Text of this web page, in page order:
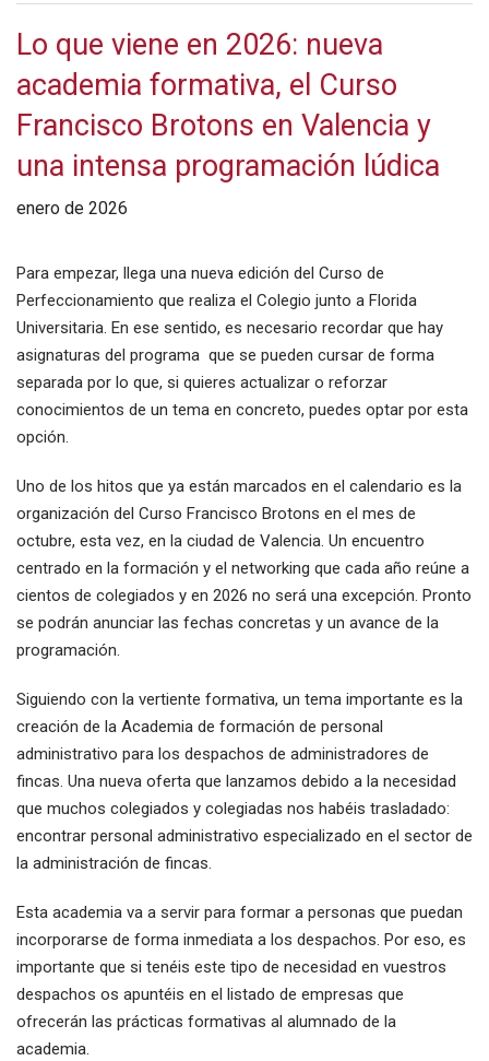
Lo que viene en 2026: nueva
academia formativa, el Curso
Francisco Brotons en Valencia y
una intensa programación lúdica
enero de 2026
Para empezar, llega una nueva edición del Curso de
Perfeccionamiento que realiza el Colegio junto a Florida
Universitaria. En ese sentido, es necesario recordar que hay
asignaturas del programa que se pueden cursar de forma
separada por lo que, si quieres actualizar o reforzar
conocimientos de un tema en concreto, puedes optar por esta
opción.
Uno de los hitos que ya están marcados en el calendario es la
organización del Curso Francisco Brotons en el mes de
octubre, esta vez, en la ciudad de Valencia. Un encuentro
centrado en la formación y el networking que cada año reúne a
cientos de colegiados y en 2026 no será una excepción. Pronto
se podrán anunciar las fechas concretas y un avance de la
programación.
Siguiendo con la vertiente formativa, un tema importante es la
creación de la Academia de formación de personal
administrativo para los despachos de administradores de
fincas. Una nueva oferta que lanzamos debido a la necesidad
que muchos colegiados y colegiadas nos habéis trasladado:
encontrar personal administrativo especializado en el sector de
la administración de fincas.
Esta academia va a servir para formar a personas que puedan
incorporarse de forma inmediata a los despachos. Por eso, es
importante que si tenéis este tipo de necesidad en vuestros
despachos os apuntéis en el listado de empresas que
ofrecerán las prácticas formativas al alumnado de la
academia.